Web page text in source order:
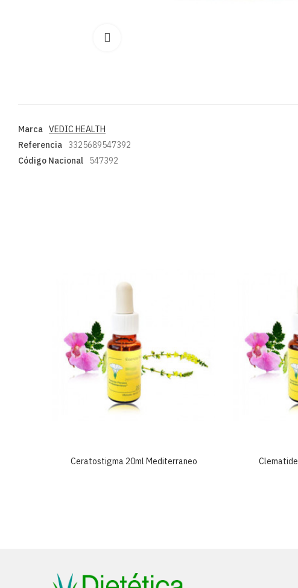
Marca VEDIC HEALTH
Referencia
3325689547392
Código Nacional
547392
Ceratostigma 20ml Mediterraneo